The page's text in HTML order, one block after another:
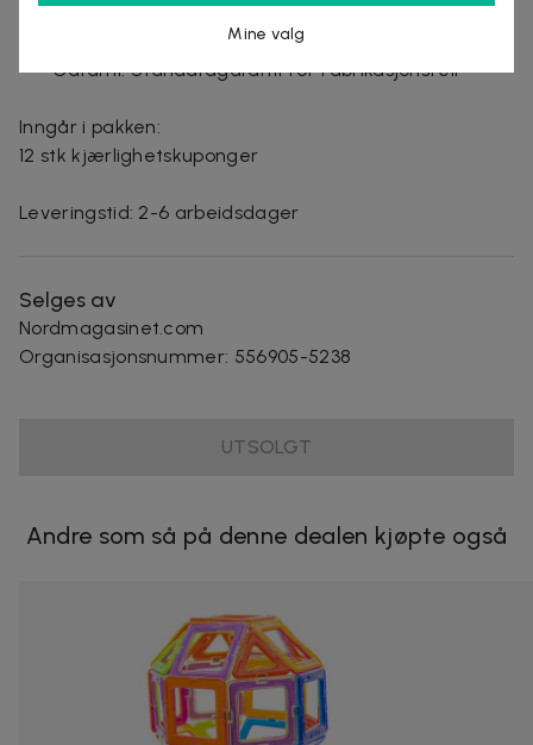
CE-merking: Ja
Opprinnelsesland: Sverige
Garanti: Standardgaranti for fabrikasjonsfeil
Inngår i pakken:
12 stk kjærlighetskuponger
Leveringstid: 2-6 arbeidsdager
Selges av
Nordmagasinet.com
Organisasjonsnummer: 556905-5238
UTSOLGT
Andre som så på denne dealen kjøpte også
Mine valg